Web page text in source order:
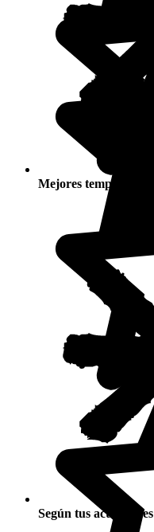
Mejores temporadas
Según tus actividades